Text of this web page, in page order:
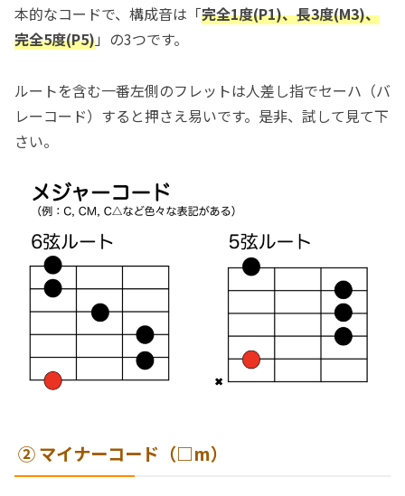
本的なコードで、構成音は「完全1度(P1)、長3度(M3)、
完全5度(P5)」の3つです。
ルートを含む一番左側のフレットは人差し指でセーハ（バ
レーコード）すると押さえ易いです。是非、試して見て下
さい。
② マイナーコード（□m）